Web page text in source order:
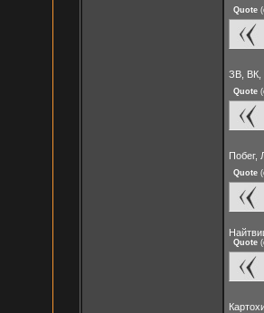
Quote (
ЗВ, ВК,
Quote (
Побег,
Quote (
Quote (